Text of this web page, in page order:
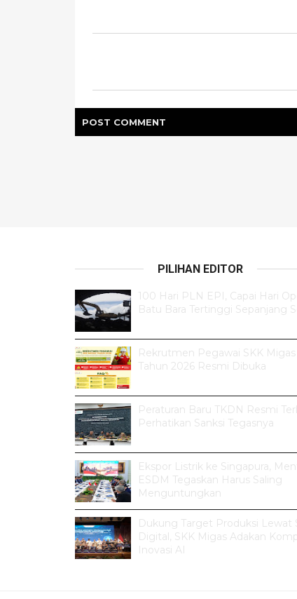
POST COMMENT
PILIHAN EDITOR
100 Hari PLN EPI, Capai Hari
Batu Bara Tertinggi Sepanjang
Rekrutmen Pegawai SKK Migas
Tahun 2026 Resmi Dibuka
Peraturan Baru TKDN Resmi
Perhatikan Sanksi Tegasnya
Ekspor Listrik ke Singapura,
ESDM Tegaskan Harus Saling
Menguntungkan
Dukung Target Produksi Lewat
Digital, SKK Migas Adakan
Inovasi AI